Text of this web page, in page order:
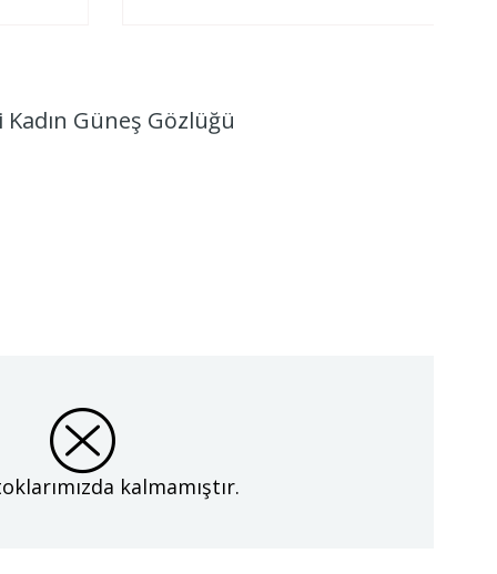
Güneş Gözlüğü
kalmamıştır.